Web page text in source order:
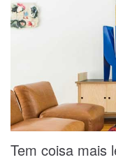
Tem coisa mais